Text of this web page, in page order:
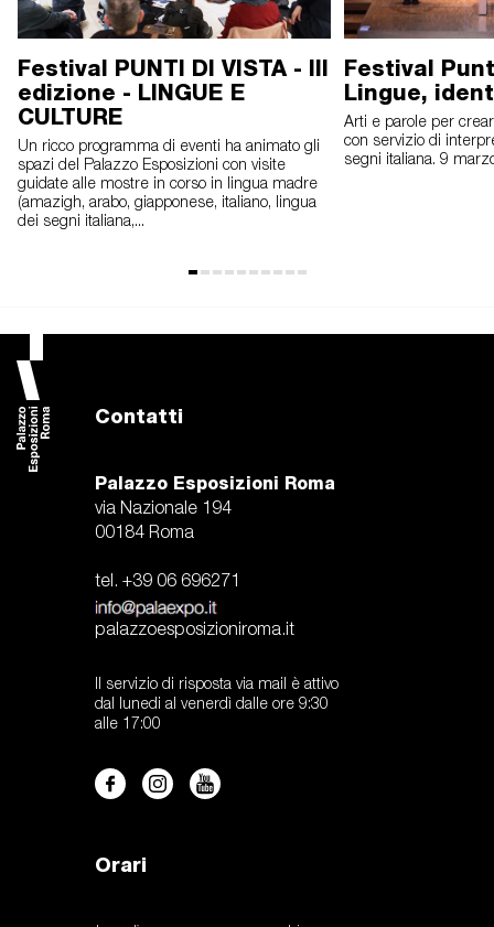
Festival PUNTI DI VISTA - III
edizione - LINGUE E
CULTURE
Un ricco programma di eventi ha animato gli
spazi del Palazzo Esposizioni con visite
guidate alle mostre in corso in lingua madre
(amazigh, arabo, giapponese, italiano, lingua
dei segni italiana,...
Festival
Lingue,
Arti e parole per
con servizio di
segni italiana. 9
Contatti
Palazzo Esposizioni Roma
via Nazionale 194
00184 Roma
tel. +39 06 696271
palazzoesposizioniroma.it
Il servizio di risposta via mail è attivo
dal lunedi al venerdì dalle ore 9:30
alle 17:00
Orari